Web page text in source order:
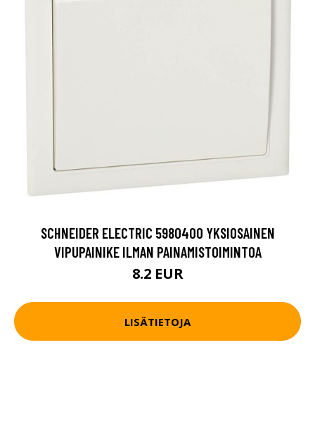
SCHNEIDER ELECTRIC 5980400 YKSIOSAINEN
VIPUPAINIKE ILMAN PAINAMISTOIMINTOA
8.2 EUR
LISÄTIETOJA